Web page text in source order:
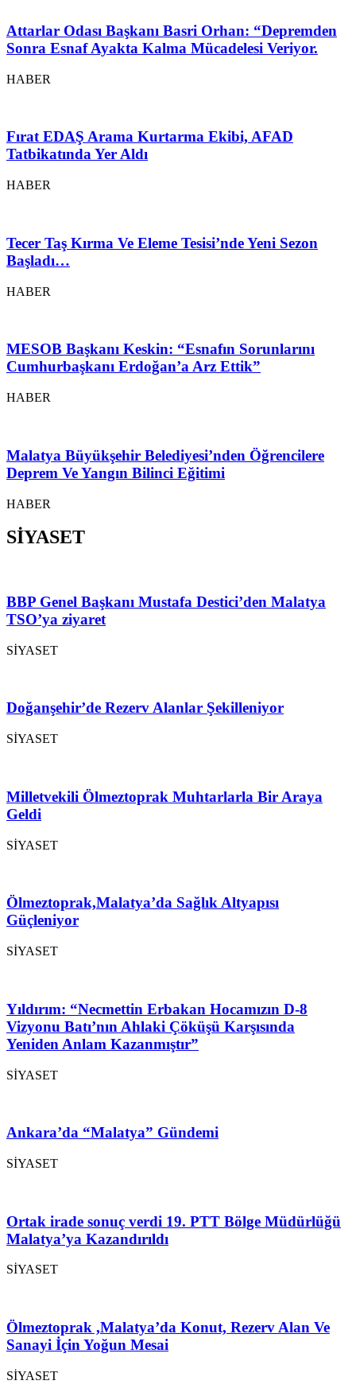
Attarlar Odası Başkanı Basri Orhan: “Depremden
Sonra Esnaf Ayakta Kalma Mücadelesi Veriyor.
HABER
Fırat EDAŞ Arama Kurtarma Ekibi, AFAD
Tatbikatında Yer Aldı
HABER
Tecer Taş Kırma Ve Eleme Tesisi’nde Yeni Sezon
Başladı…
HABER
MESOB Başkanı Keskin: “Esnafın Sorunlarını
Cumhurbaşkanı Erdoğan’a Arz Ettik”
HABER
Malatya Büyükşehir Belediyesi’nden Öğrencilere
Deprem Ve Yangın Bilinci Eğitimi
HABER
SİYASET
BBP Genel Başkanı Mustafa Destici’den Malatya
TSO’ya ziyaret
SİYASET
Doğanşehir’de Rezerv Alanlar Şekilleniyor
SİYASET
Milletvekili Ölmeztoprak Muhtarlarla Bir Araya
Geldi
SİYASET
Ölmeztoprak,Malatya’da Sağlık Altyapısı
Güçleniyor
SİYASET
Yıldırım: “Necmettin Erbakan Hocamızın D-8
Vizyonu Batı’nın Ahlaki Çöküşü Karşısında
Yeniden Anlam Kazanmıştır”
SİYASET
Ankara’da “Malatya” Gündemi
SİYASET
Ortak irade sonuç verdi 19. PTT Bölge Müdürlüğü
Malatya’ya Kazandırıldı
SİYASET
Ölmeztoprak ,Malatya’da Konut, Rezerv Alan Ve
Sanayi İçin Yoğun Mesai
SİYASET